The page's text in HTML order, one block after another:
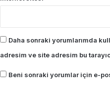
Daha sonraki yorumlarımda
adresim ve site adresim bu
Beni sonraki yorumlar için e-